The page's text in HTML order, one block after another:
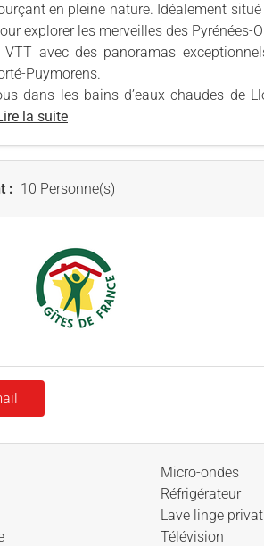
en pleine nature. Idéalement
explorer les merveilles des Pyrénées-
avec des panoramas
Puymorens.
dans les bains d’eaux chaudes de
la suite
: 10 Personne(s)
Micro-ondes
Réfrigérateur
Lave linge
Télévision